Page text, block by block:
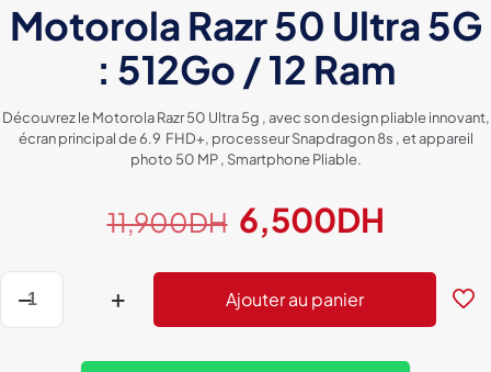
Motorola Razr 50 Ultra 5G
: 512Go / 12 Ram
Découvrez le Motorola Razr 50 Ultra 5g , avec son design pliable innovant,
écran principal de 6.9 FHD+, processeur Snapdragon 8s , et appareil
photo 50 MP , Smartphone Pliable.
11,900DH Le
prix
initial
était :
11,900DH.
6,500DH
actuel
est :
Ajouter au panier